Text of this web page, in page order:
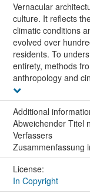
Vernacular
culture. It reflects
climatic conditions
evolved over
residents. To
entirety, methods
anthropology and
Additional
Abweichender Titel
Verfassers
Zusammenfassung
License:
In Copyright